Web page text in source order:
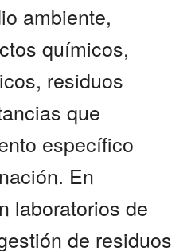
ambiente,
químicos,
residuos
que
específico
En
laboratorios de
de residuos